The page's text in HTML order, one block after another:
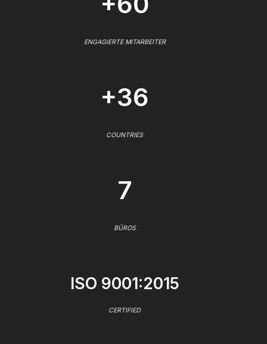
ENGAGIERTE MITARBEITER
+36
COUNTRIES
7
BÜROS
ISO 9001:2015
CERTIFIED